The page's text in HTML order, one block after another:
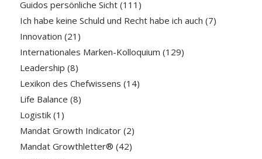
Guidos persönliche Sicht(111)
Ich habe keine Schuld und Recht habe ich auch (7)
Innovation (21)
Internationales Marken-Kolloquium (129)
Leadership (8)
Lexikon des Chefwissens (14)
Life Balance (8)
Logistik(1)
Mandat Growth Indicator(2)
Mandat Growthletter® (42)